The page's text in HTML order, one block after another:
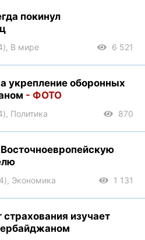
покинул
В мире 6 521
укрепление оборонных
- ФОТО
Политика 870
Экономика 1 131
страхования изучает